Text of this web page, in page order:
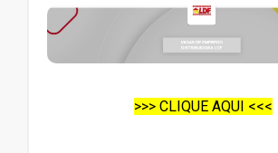
>>> CLIQUE AQUI <<<